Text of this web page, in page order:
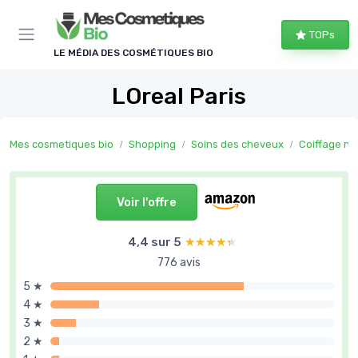
LE MÉDIA DES COSMÉTIQUES BIO
TOPs
LOreal Paris
Mes cosmetiques bio Shopping Soins des cheveux Coiffage
Voir l'offre
4,4 sur 5 ★★★★★
★★★★★
776 avis
5 ★
4 ★
3 ★
2 ★
Panneau de gestion des cookies